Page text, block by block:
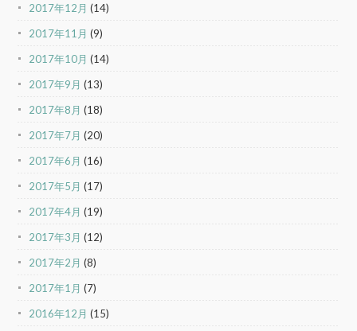
2017年12月 (14)
2017年11月 (9)
2017年10月 (14)
2017年9月 (13)
2017年8月 (18)
2017年7月 (20)
2017年6月 (16)
2017年5月 (17)
2017年4月 (19)
2017年3月 (12)
2017年2月 (8)
2017年1月 (7)
2016年12月 (15)